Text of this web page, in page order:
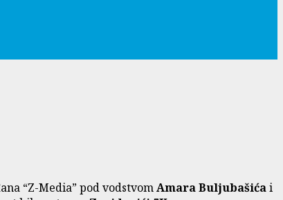
“Z-Media” pod vodstvomAmara Buljubašićai